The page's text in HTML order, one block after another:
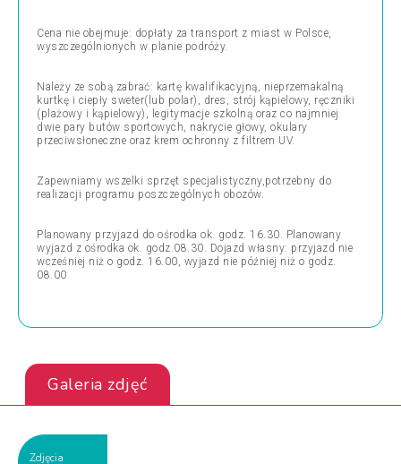
Cena nie obejmuje: dopłaty za transport z miast w Polsce,
wyszczególnionych w planie podróży.
Należy ze sobą zabrać: kartę kwalifikacyjną, nieprzemakalną
kurtkę i ciepły sweter(lub polar), dres, strój kąpielowy, ręczniki
(plażowy i kąpielowy), legitymacje szkolną oraz co najmniej
dwie pary butów sportowych, nakrycie głowy, okulary
przeciwsłoneczne oraz krem ochronny z filtrem UV.
Zapewniamy wszelki sprzęt specjalistyczny,potrzebny do
realizacji programu poszczególnych obozów.
Planowany przyjazd do ośrodka ok. godz. 16.30. Planowany
wyjazd z ośrodka ok. godz.08.30. Dojazd własny: przyjazd nie
wcześniej niż o godz. 16.00, wyjazd nie później niż o godz.
08.00
Galeria zdjęć
Zdjęcia